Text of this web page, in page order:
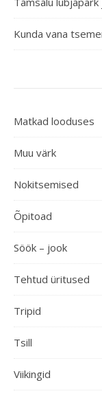
Kunda vana
Matkad looduses
Muu värk
Nokitsemised
Õpitoad
Söök – jook
Tehtud üritused
Tripid
Tsill
Viikingid